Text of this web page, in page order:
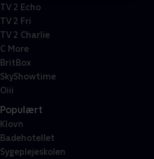
TV 2 Echo
TV 2 Fri
TV 2 Charlie
C More
BritBox
SkyShowtime
Oiii
Populært
Klovn
Badehotellet
Sygeplejeskolen